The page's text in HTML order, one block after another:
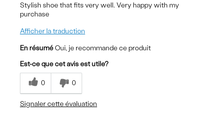
Stylish shoe that fits very well. Very happy with my
purchase
Afficher la traduction
En résumé Oui, je recommande ce produit
Est-ce que cet avis est utile?
0 0
Signaler cette évaluation